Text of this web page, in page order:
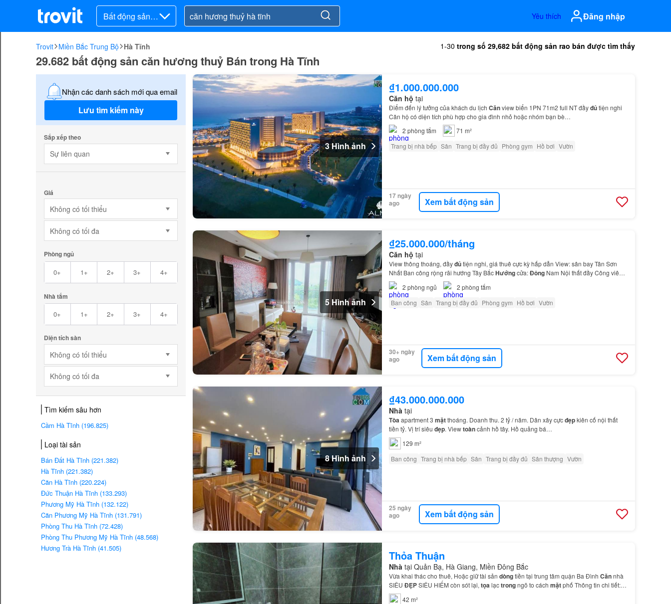
Bất động sản ra
o bán
Yêu thích Đăng nhập
Trovit Miền Bắc Trung Bộ Hà Tĩnh 1-30 trong số 29,682 bất động sản rao bán được tìm thấy
29.682 bất động sản căn hương thuỷ Bán trong Hà Tĩnh
Nhận các danh sách mới qua email
Lưu tìm kiếm này
Sắp xếp theo
Sự liên quan
Giá
Không có tối thiểu
Không có tối đa
Phòng ngủ
0+ 1+ 2+ 3+ 4+
Nhà tắm
0+ 1+ 2+ 3+ 4+
Diện tích sàn
Không có tối thiểu
Không có tối đa
Tìm kiếm sâu hơn
Cầm Hà Tĩnh (196.825)
Loại tài sản
Bán Đất Hà Tĩnh (221.382)
Hà Tĩnh (221.382)
Căn Hà Tĩnh (220.224)
Đức Thuận Hà Tĩnh (133.293)
Phương Mỹ Hà Tĩnh (132.122)
Căn Phương Mỹ Hà Tĩnh (131.791)
Phòng Thu Hà Tĩnh (72.428)
Phòng Thu Phương Mỹ Hà Tĩnh (48.568)
Hương Trà Hà Tĩnh (41.505)
3 Hình ảnh
₫1.000.000.000
Căn hộ tại
Điểm đến lý tưởng của khách du lịch Cănview biển 1PN 71m2 full NT đầyđủtiện nghi
Căn hộ có diện tích phù hợp cho gia đình nhỏ hoặc nhóm bạn bè…
2 phòng tắm
71 m²
Trang bị nhà bếp Sân Trang bị đầy đủ Phòng gym Hồ bơi Vườn
17 ngày
ago
Xem bất động sản
5 Hình ảnh
₫25.000.000/tháng
Căn hộ tại
View thông thoáng, đầyđủtiện nghi, giá thuê cực kỳ hấp dẫn View: sân bay Tân Sơn
Nhất Ban công rộng rãi hướng Tây BắcHướngcửa:ĐôngNam Nội thất đầy Công viên
nhạc nước, nhà trẻ, khu vui chơi trẻ em,… –Tiện ích lân
2 phòng ngủ 2 phòng tắm
Ban công Sân Trang bị đầy đủ Phòng gym Hồ bơi Vườn
30+ ngày
ago
Xem bất động sản
8 Hình ảnh
₫43.000.000.000
Nhà tại
Tòaapartment 3 mặtthoáng. Doanh thu. 2 tỷ / năm. Dân xây cựcđẹpkiên cố nội thất
tiền tỷ. Vị trí siêu đẹp. Viewtoàncảnh hồ tây. Hồ quảng bá…
129 m²
Ban công Trang bị nhà bếp Sân Trang bị đầy đủ Sân thượng Vườn
25 ngày
ago
Xem bất động sản
Thỏa Thuận
Nhà tại Quản Bạ, Hà Giang, Miền Đông Bắc
Vừa khai thác cho thuê, Hoặc giữ tài sản dòngtiền tại trung tâm quận Ba Đình Cănnhà
SIÊU ĐẸPSIÊU HIẾM còn sót lại, tọalạctrongngõ to cách mặtphố Thông tin chi tiết:
Địa chỉ:
42 m²